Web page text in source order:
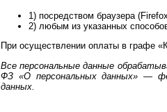
1) посредством браузера
2) любым из указанных
При осуществлении оплаты в графе
Все персональные данные
ФЗ «О персональных данных» —
данных.